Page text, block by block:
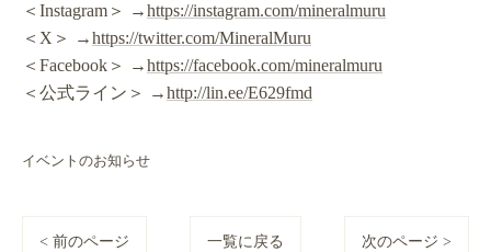
＜Instagram＞ →https://instagram.com/mineralmuru
＜X＞ →https://twitter.com/MineralMuru
＜Facebook＞ →https://facebook.com/mineralmuru
＜公式ライン＞ →http://lin.ee/E629fmd
イベントのお知らせ
< 前のページ 一覧に戻る 次のページ >